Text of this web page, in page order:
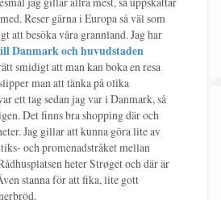
Reser gärna i Europa så väl som
att besöka våra grannland. Jag har
Danmark och huvudstaden
smidigt att man kan boka en resa
man att tänka på olika
ett tag sedan jag var i Danmark, så
Det finns bra shopping där och
Jag gillar att kunna göra lite av
och promenadstråket mellan
heter Strøget och där är
stanna för att fika, lite gott